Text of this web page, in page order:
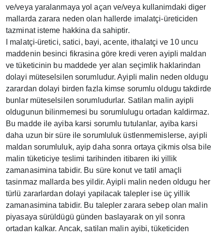
ve/veya yaralanmaya yol açan ve/veya kullanimdaki diger
mallarda zarara neden olan hallerde imalatçi-üreticiden
tazminat isteme hakkina da sahiptir.
I malatçi-üretici, satici, bayi, acente, ithalatçi ve 10 uncu
maddenin besinci fikrasina göre kredi veren ayipli maldan
ve tüketicinin bu maddede yer alan seçimlik haklarindan
dolayi müteselsilen sorumludur. Ayipli malin neden oldugu
zarardan dolayi birden fazla kimse sorumlu oldugu takdirde
bunlar müteselsilen sorumludurlar. Satilan malin ayipli
oldugunun bilinmemesi bu sorumlulugu ortadan kaldirmaz.
Bu madde ile ayiba karsi sorumlu tutulanlar, ayiba karsi
daha uzun bir süre ile sorumluluk üstlenmemislerse, ayipli
maldan sorumluluk, ayip daha sonra ortaya çikmis olsa bile
malin tüketiciye teslimi tarihinden itibaren iki yillik
zamanasimina tabidir. Bu süre konut ve tatil amaçli
tasinmaz mallarda bes yildir. Ayipli malin neden oldugu her
türlü zararlardan dolayi yapilacak talepler ise üç yillik
zamanasimina tabidir. Bu talepler zarara sebep olan malin
piyasaya sürüldügü günden baslayarak on yil sonra
ortadan kalkar. Ancak, satilan malin ayibi, tüketiciden